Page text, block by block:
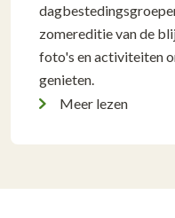
zomereditie van de
foto's en activiteiten
genieten.
Meer lezen